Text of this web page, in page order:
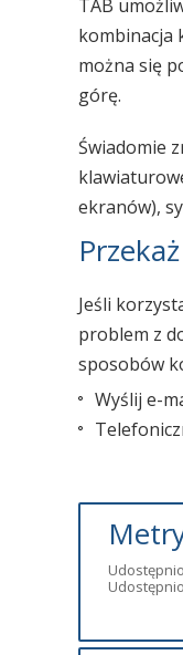
TAB
kombinacja
można się
górę.
Świadomie
ekranów),
Jeśli
problem z
sposobów
Wyślij e-